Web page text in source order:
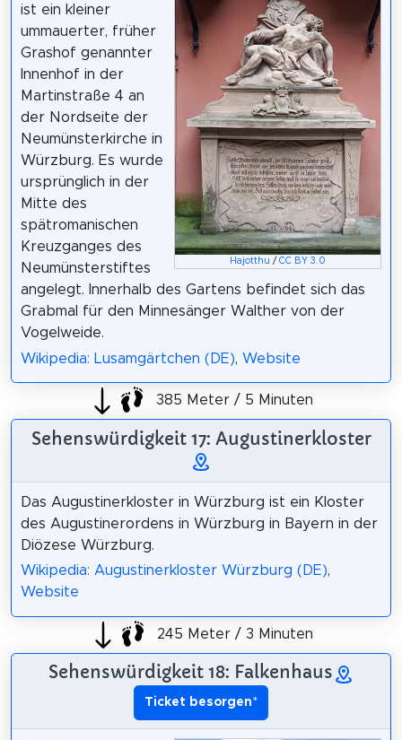
Hajotthu /CC BY 3.0
ist ein kleiner
ummauerter, früher
Grashof genannter
Innenhof in der
Martinstraße 4 an
der Nordseite der
Neumünsterkirche in
Würzburg. Es wurde
ursprünglich in der
Mitte des
spätromanischen
Kreuzganges des
Neumünsterstiftes
angelegt. Innerhalb des Gartens befindet sich das
Grabmal für den Minnesänger Walther von der
Vogelweide.
Wikipedia: Lusamgärtchen (DE), Website
385 Meter / 5 Minuten
Sehenswürdigkeit 17: Augustinerkloster
Das Augustinerkloster in Würzburg ist ein Kloster
des Augustinerordens in Würzburg in Bayern in der
Diözese Würzburg.
Wikipedia: Augustinerkloster Würzburg (DE),
Website
245 Meter / 3 Minuten
Sehenswürdigkeit 18: Falkenhaus
Ticket besorgen*